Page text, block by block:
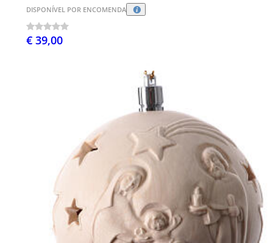
DISPONÍVEL POR ENCOMENDA
€ 39,00